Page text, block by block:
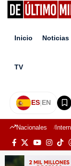
Inicio Noticias
TV
ES|EN
Nacionales